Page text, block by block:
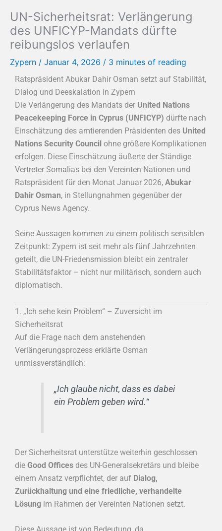
UN-Sicherheitsrat: Verlängerung
des UNFICYP-Mandats dürfte
reibungslos verlaufen
Zypern / Januar 4, 2026 / 3 minutes of reading
Ratspräsident Abukar Dahir Osman setzt auf Stabilität,
Dialog und Deeskalation in Zypern
Die Verlängerung des Mandats der United Nations
Peacekeeping Force in Cyprus (UNFICYP) dürfte nach
Einschätzung des amtierenden Präsidenten des United
Nations Security Council ohne größere Komplikationen
erfolgen. Diese Einschätzung äußerte der Ständige
Vertreter Somalias bei den Vereinten Nationen und
Ratspräsident für den Monat Januar 2026, Abukar
Dahir Osman, in Stellungnahmen gegenüber der
Cyprus News Agency.
Seine Aussagen kommen zu einem politisch sensiblen
Zeitpunkt: Zypern ist seit mehr als fünf Jahrzehnten
geteilt, die UN-Friedensmission bleibt ein zentraler
Stabilitätsfaktor – nicht nur militärisch, sondern auch
diplomatisch.
1. „Ich sehe kein Problem“ – Zuversicht im
Sicherheitsrat
Auf die Frage nach dem anstehenden
Verlängerungsprozess erklärte Osman
unmissverständlich:
„Ich glaube nicht, dass es dabei
ein Problem geben wird.“
Der Sicherheitsrat unterstütze weiterhin geschlossen
die Good Offices des UN-Generalsekretärs und bleibe
einem Ansatz verpflichtet, der auf Dialog,
Zurückhaltung und eine friedliche, verhandelte
Lösung im Rahmen der Vereinten Nationen setzt.